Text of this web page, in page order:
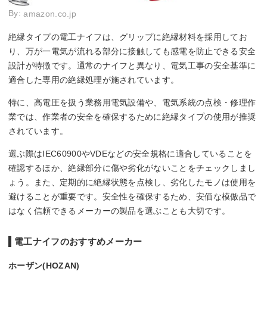
By:amazon.co.jp
絶縁タイプの電工ナイフは、グリップに絶縁材料を採用してお
り、万が一電気が流れる部分に接触しても感電を防止できる安全
設計が特徴です。通常のナイフと異なり、電気工事の安全基準に
適合した専用の絶縁処理が施されています。
特に、高電圧を扱う業務用電気設備や、電気系統の点検・修理作
業では、作業者の安全を確保するために絶縁タイプの使用が推奨
されています。
選ぶ際はIEC60900やVDEなどの安全規格に適合していることを
確認するほか、絶縁部分に傷や劣化がないことをチェックしまし
ょう。また、定期的に絶縁状態を点検し、劣化したモノは使用を
避けることが重要です。安全性を確保するため、安価な模倣品で
はなく信頼できるメーカーの製品を選ぶことも大切です。
電工ナイフのおすすめメーカー
ホーザン(HOZAN)